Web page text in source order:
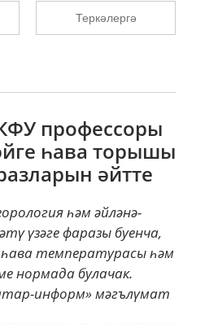
Теркәлергә
профессоры
һава торышы
әйтте
һәм әйләнә-
үзәге фаразы буенча,
һава температурасы һәм
нормада булачак.
информ» мәгълүмат